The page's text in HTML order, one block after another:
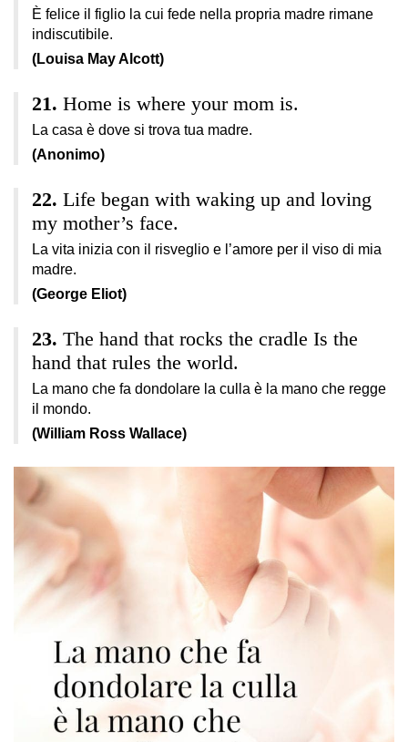
È felice il figlio la cui fede nella propria madre rimane
indiscutibile.
(Louisa May Alcott)
Home is where your mom is.
La casa è dove si trova tua madre.
(Anonimo)
Life began with waking up and loving
my mother’s face.
La vita inizia con il risveglio e l’amore per il viso di mia
madre.
(George Eliot)
The hand that rocks the cradle Is the
hand that rules the world.
La mano che fa dondolare la culla è la mano che regge
il mondo.
(William Ross Wallace)